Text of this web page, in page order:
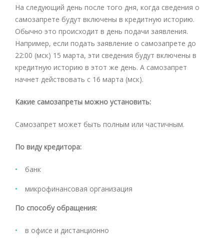
На следующий день после того дня, когда сведения о
самозапрете будут включены в кредитную историю.
Обычно это происходит в день подачи заявления.
Например, если подать заявление о самозапрете до
22:00 (мск) 15 марта, эти сведения будут включены в
кредитную историю в этот же день. А самозапрет
начнет действовать с 16 марта (мск).
Какие самозапреты можно установить:
Самозапрет может быть полным или частичным.
По виду кредитора:
банк
микрофинансовая организация
По способу обращения:
в офисе и дистанционно